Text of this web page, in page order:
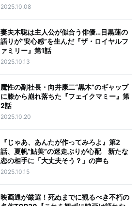
2025.10.08
妻夫木聡は主人公が似合う俳優…目黒蓮の
語りが“安心感”を生んだ『ザ・ロイヤルフ
ァミリー』第1話
2025.10.13
魔性の副社長・向井康二“黒木”のギャップ
に膝から崩れ落ちた『フェイクマミー』第
2話
2025.10.20
『じゃあ、あんたが作ってみろよ』第2
話、夏帆“鮎美”の迷走ぶりが心配 新たな
恋の相手に「大丈夫そう？」の声も
2025.10.15
映画通が厳選！死ぬまでに観るべき不朽の